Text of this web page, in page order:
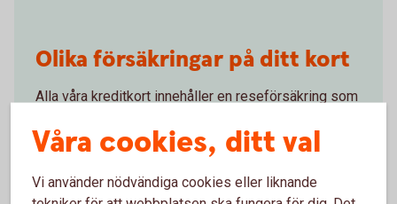
Olika försäkringar på ditt kort
Alla våra kreditkort innehåller en reseförsäkring som
köpförsäkringar ingår, till exempel drulleförsäkring,
prisgaranti och förlängd garanti. Du kan även teckna
betalningsskydd som ger extra skydd om du skulle
Våra cookies, ditt val
Vi använder nödvändiga cookies eller liknande